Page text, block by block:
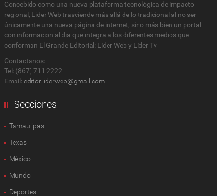
Concebido como una nueva plataforma tecnológica de impacto
regional, Lider Web trasciende más allá de lo tradicional al no ser
únicamente una nueva página de internet, sino más bien un portal
con información al día que integra a los diferentes medios que
conforman El Grande Editorial: Líder Web y Líder Tv
Contactanos:
Tel: (867) 711 2222
Email: editor.liderweb@gmail.com
Secciones
Tamaulipas
Texas
México
Mundo
Deportes